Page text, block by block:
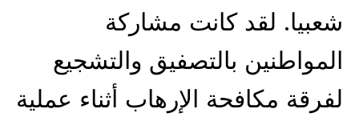
شعبيا. لقد كانت مشاركة
المواطنين بالتصفيق والتشجيع
لفرقة مكافحة الإرهاب أثناء عملية